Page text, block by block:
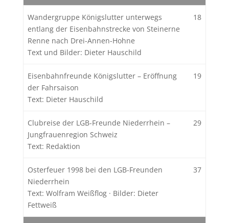
Wandergruppe Königslutter unterwegs
entlang der Eisenbahnstrecke von Steinerne
Renne nach Drei-Annen-Hohne
Text und Bilder: Dieter Hauschild
18
Eisenbahnfreunde Königslutter – Eröffnung
der Fahrsaison
Text: Dieter Hauschild
19
Clubreise der LGB-Freunde Niederrhein –
Jungfrauenregion Schweiz
Text: Redaktion
29
Osterfeuer 1998 bei den LGB-Freunden
Niederrhein
Text: Wolfram Weißflog · Bilder: Dieter
Fettweiß
37